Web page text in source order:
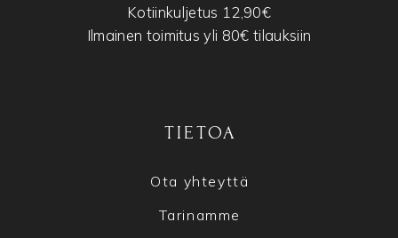
Kotiinkuljetus 12,90€
Ilmainen toimitus yli 80€ tilauksiin
TIETOA
Ota yhteyttä
Tarinamme